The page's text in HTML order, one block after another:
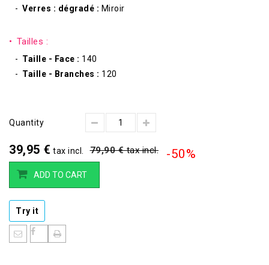
Verres : dégradé : Miroir
Tailles :
Taille - Face : 140
Taille - Branches : 120
Quantity
39,95 € tax incl. 79,90 €tax incl. -50%
ADD TO CART
Try it